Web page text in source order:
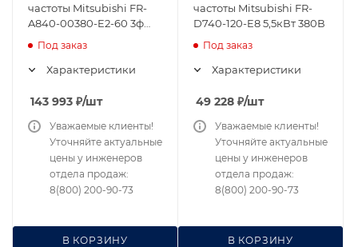
частоты Mitsubishi FR-
A840-00380-E2-60 3ф
Под заказ
Характеристики
143 993 ₽/шт
В КОРЗИНУ
Уважаемые клиенты!
Уточняйте актуальные
цены у инженеров
отдела продаж:
8(800) 200-90-73
частоты Mitsubishi FR-
D740-120-E8 5,5кВт 380В
Под заказ
Характеристики
49 228 ₽/шт
В КОРЗИНУ
Уважаемые клиенты!
Уточняйте актуальные
цены у инженеров
отдела продаж:
8(800) 200-90-73